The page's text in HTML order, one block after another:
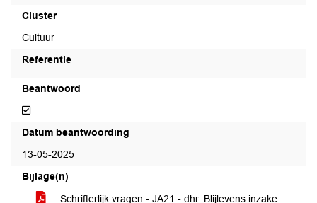
Cluster
Cultuur
Referentie
Beantwoord
Beantwoord
Datum beantwoording
13-05-2025
Bijlage(n)
Schrifterlijk vragen - JA21 - dhr. Blijlevens inzake